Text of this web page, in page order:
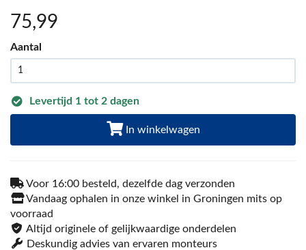
75,99
Aantal
Levertijd 1 tot 2 dagen
In winkelwagen
Voor 16:00 besteld, dezelfde dag verzonden
Vandaag ophalen in onze winkel in Groningen mits op
voorraad
Altijd originele of gelijkwaardige onderdelen
Deskundig advies van ervaren monteurs